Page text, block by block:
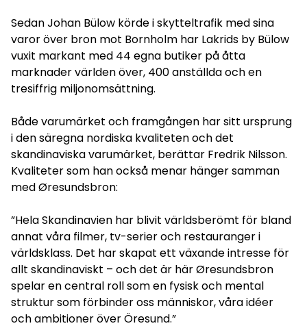
Sedan Johan Bülow körde i skytteltrafik med sina
varor över bron mot Bornholm har Lakrids by Bülow
vuxit markant med 44 egna butiker på åtta
marknader världen över, 400 anställda och en
tresiffrig miljonomsättning.
Både varumärket och framgången har sitt ursprung
i den säregna nordiska kvaliteten och det
skandinaviska varumärket, berättar Fredrik Nilsson.
Kvaliteter som han också menar hänger samman
med Øresundsbron:
”Hela Skandinavien har blivit världsberömt för bland
annat våra filmer, tv-serier och restauranger i
världsklass. Det har skapat ett växande intresse för
allt skandinaviskt – och det är här Øresundsbron
spelar en central roll som en fysisk och mental
struktur som förbinder oss människor, våra idéer
och ambitioner över Öresund.”